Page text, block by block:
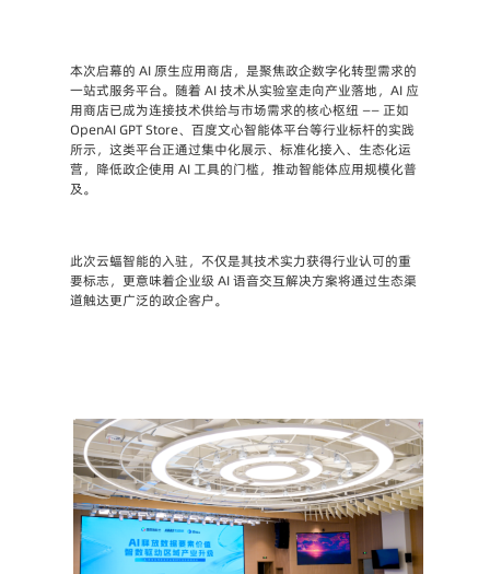
本次启幕的 AI 原生应用商店，是聚焦政企数字化转型需求的
一站式服务平台。随着 AI 技术从实验室走向产业落地，AI 应
用商店已成为连接技术供给与市场需求的核心枢纽 —— 正如
OpenAI GPT Store、百度文心智能体平台等行业标杆的实践
所示，这类平台正通过集中化展示、标准化接入、生态化运
营，降低政企使用 AI 工具的门槛，推动智能体应用规模化普
及。
此次云蝠智能的入驻，不仅是其技术实力获得行业认可的重
要标志，更意味着企业级 AI 语音交互解决方案将通过生态渠
道触达更广泛的政企客户。